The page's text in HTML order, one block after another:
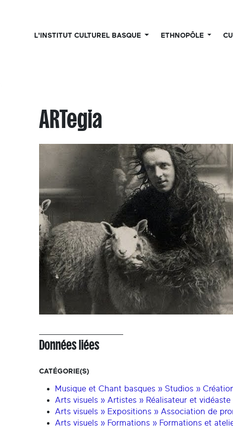
L'INSTITUT CULTUREL BASQUE ETHNOPÔLE
ARTegia
Données liées
CATÉGORIE(S)
Musique et Chant basques » Studios »
Arts visuels » Artistes » Réalisateur et vidéaste
Arts visuels » Expositions » Association de
Arts visuels » Formations » Formations et